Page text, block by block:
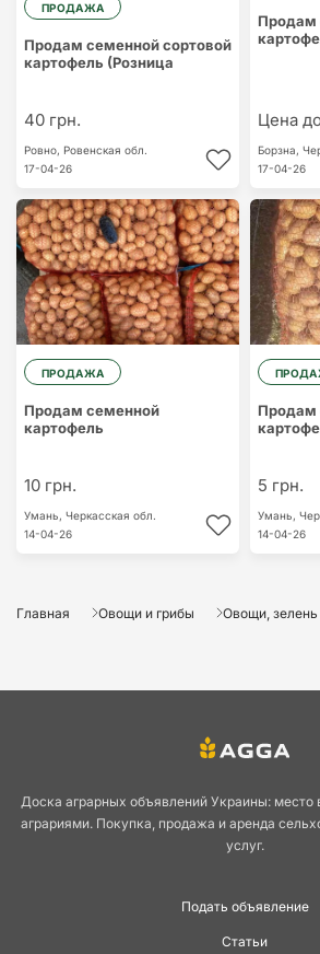
ПРОДАЖА
Продам семенной сортовой
картофель (Розница
40 грн.
Ровно, Ровенская обл.
17-04-26
Продам
Цена
Борзна,
17-04-26
ПРОДАЖА
Продам семенной
картофель
10 грн.
Умань, Черкасская обл.
14-04-26
Продам
5 грн.
Умань,
14-04-26
Главная Овощи и грибы Овощи, зелень
Доска аграрных объявлений Украины: место
аграриями. Покупка, продажа и аренда
услуг.
Подать объявление
Статьи